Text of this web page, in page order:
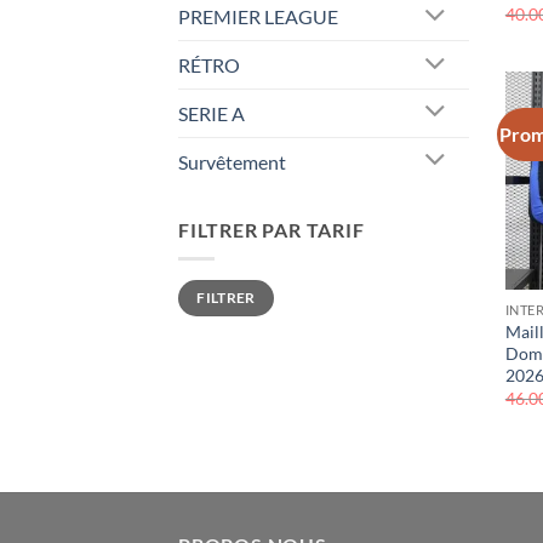
PREMIER LEAGUE
RÉTRO
SERIE A
Survêtement
FILTRER PAR TARIF
Prix
min
Prix
maxFILTRER